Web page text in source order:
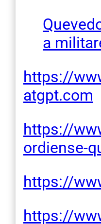
a
https://
atgpt.com
https://
ordiense-
https://
https://